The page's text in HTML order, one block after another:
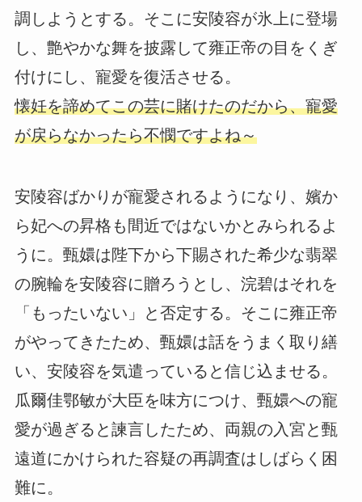
調しようとする。そこに安陵容が氷上に登場
し、艶やかな舞を披露して雍正帝の目をくぎ
付けにし、寵愛を復活させる。
懐妊を諦めてこの芸に賭けたのだから、寵愛
が戻らなかったら不憫ですよね～
安陵容ばかりが寵愛されるようになり、嬪か
ら妃への昇格も間近ではないかとみられるよ
うに。甄嬛は陛下から下賜された希少な翡翠
の腕輪を安陵容に贈ろうとし、浣碧はそれを
「もったいない」と否定する。そこに雍正帝
がやってきたため、甄嬛は話をうまく取り繕
い、安陵容を気遣っていると信じ込ませる。
瓜爾佳鄂敏が大臣を味方につけ、甄嬛への寵
愛が過ぎると諫言したため、両親の入宮と甄
遠道にかけられた容疑の再調査はしばらく困
難に。